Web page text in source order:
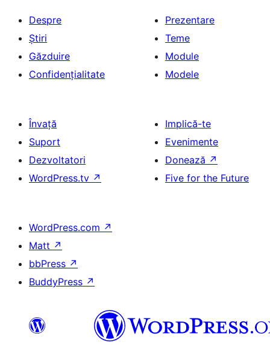
Despre
Știri
Găzduire
Confidențialitate
Prezentare
Teme
Module
Modele
Învață
Suport
Dezvoltatori
WordPress.tv ↗
Implică-te
Evenimente
Donează ↗
Five for the Future
WordPress.com ↗
Matt ↗
bbPress ↗
BuddyPress ↗